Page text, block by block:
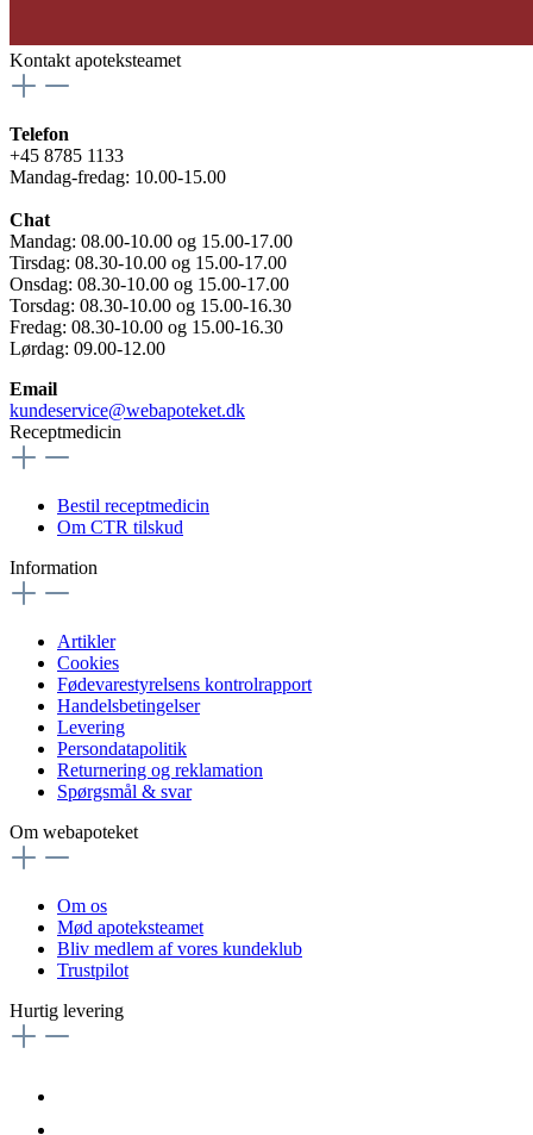
Kontakt apoteksteamet
Telefon
+45 8785 1133
Mandag-fredag: 10.00-15.00
Chat
Mandag: 08.00-10.00 og 15.00-17.00
Tirsdag: 08.30-10.00 og 15.00-17.00
Onsdag: 08.30-10.00 og 15.00-17.00
Torsdag: 08.30-10.00 og 15.00-16.30
Fredag: 08.30-10.00 og 15.00-16.30
Lørdag: 09.00-12.00
Email
kundeservice@webapoteket.dk
Receptmedicin
Bestil receptmedicin
Om CTR tilskud
Information
Artikler
Cookies
Fødevarestyrelsens kontrolrapport
Handelsbetingelser
Levering
Persondatapolitik
Returnering og reklamation
Spørgsmål & svar
Om webapoteket
Om os
Mød apoteksteamet
Bliv medlem af vores kundeklub
Trustpilot
Hurtig levering